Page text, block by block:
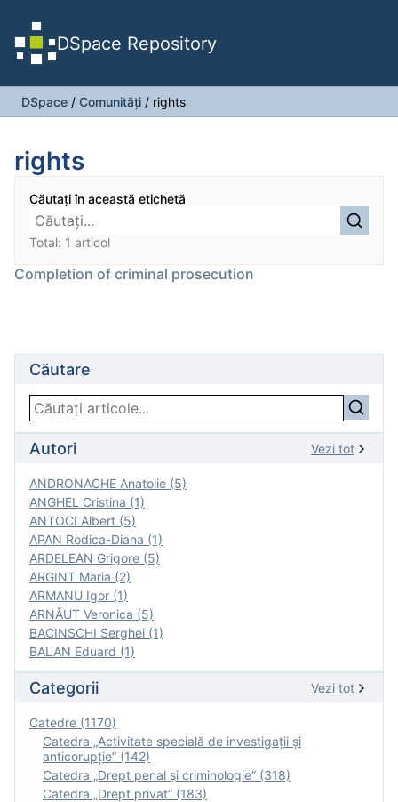
DSpace Repository
DSpace / Comunități / rights
rights
Căutați în această etichetă
Total: 1 articol
Completion of criminal prosecution
Căutare
Autori Vezi tot
ANDRONACHE Anatolie (5)
ANGHEL Cristina (1)
ANTOCI Albert (5)
APAN Rodica-Diana (1)
ARDELEAN Grigore (5)
ARGINT Maria (2)
ARMANU Igor (1)
ARNĂUT Veronica (5)
BACINSCHI Serghei (1)
BALAN Eduard (1)
Categorii Vezi tot
Catedre (1170)
Catedra „Activitate specială de investigaţii şi
anticorupție” (142)
Catedra „Drept penal și criminologie” (318)
Catedra „Drept privat” (183)